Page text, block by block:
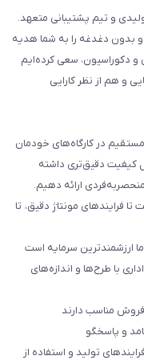
و تیم پشتیبانی متعهد.
بدون دغدغه را به شما هدیه
و دکوراسیون، سعی کرده‌ایم
و هم از نظر کارایی
در کارگاه‌های خودمان
کیفیت دقیق‌تری داشته
ارائه دهیم.
فرایندهای مونتاژ دقیق، تا
ارزشمندترین سرمایه است
با طرح‌ها و اندازه‌های
مناسب دارند
و پاسخگو
تولید و استفاده از